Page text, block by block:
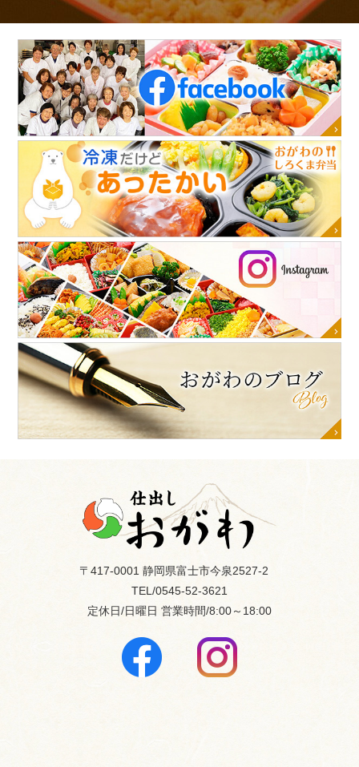
〒417-0001 静岡県富士市今泉2527-2
TEL/0545-52-3621
定休日/日曜日 営業時間/8:00～18:00